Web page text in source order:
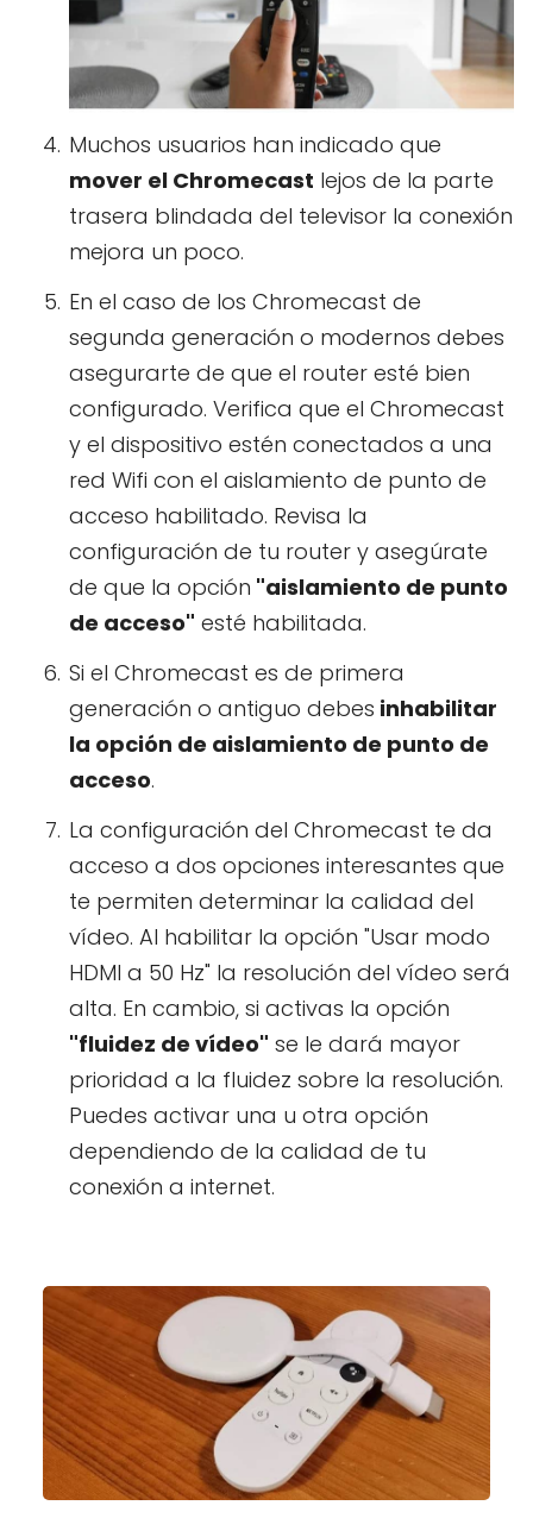
Muchos usuarios han indicado que
mover el Chromecast lejos de la parte
trasera blindada del televisor la conexión
mejora un poco.
En el caso de los Chromecast de
segunda generación o modernos debes
asegurarte de que el router esté bien
configurado. Verifica que el Chromecast
y el dispositivo estén conectados a una
red Wifi con el aislamiento de punto de
acceso habilitado. Revisa la
configuración de tu router y asegúrate
de que la opción "aislamiento de punto
de acceso" esté habilitada.
Si el Chromecast es de primera
generación o antiguo debes inhabilitar
la opción de aislamiento de punto de
acceso.
La configuración del Chromecast te da
acceso a dos opciones interesantes que
te permiten determinar la calidad del
vídeo. Al habilitar la opción "Usar modo
HDMI a 50 Hz" la resolución del vídeo será
alta. En cambio, si activas la opción
"fluidez de vídeo" se le dará mayor
prioridad a la fluidez sobre la resolución.
Puedes activar una u otra opción
dependiendo de la calidad de tu
conexión a internet.